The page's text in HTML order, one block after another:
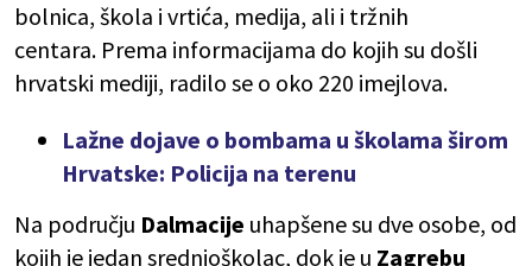
bolnica, škola i vrtića, medija, ali i tržnih
centara. Prema informacijama do kojih su došli
hrvatski mediji, radilo se o oko 220 imejlova.
Lažne dojave o bombama u školama širom
Hrvatske: Policija na terenu
Na području Dalmacije uhapšene su dve osobe, od
kojih je jedan srednjoškolac, dok je u Zagrebu